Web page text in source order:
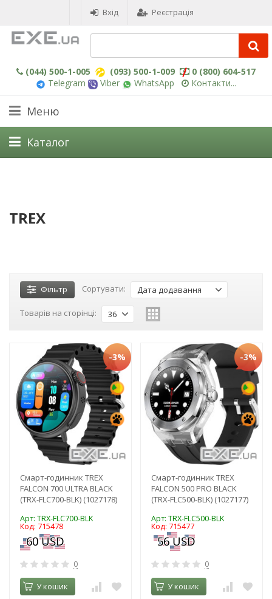
Вхід Реєстрація
(044) 500-1-005 (093) 500-1-009
0 (800) 604-517
Telegram
Viber WhatsApp Контакти...
Меню
Каталог
TREX
Фільтр Сортувати: Дата додавання
Товарів на сторінці: 36
-3%
Смарт-годинник TREX
FALCON 700 ULTRA BLACK
(TRX-FLC700-BLK) (1027178)
Арт: TRX-FLC700-BLK
Код: 715478
0
У кошик
-3%
Смарт-годинник TREX
FALCON 500 PRO BLACK
(TRX-FLC500-BLK) (1027177)
Арт: TRX-FLC500-BLK
Код: 715477
0
У кошик